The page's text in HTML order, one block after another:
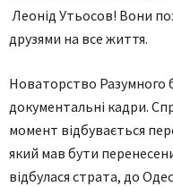
Леонід Утьосов! Вони
друзями на все життя.
Новаторство Разумного
документальні кадри.
момент відбувається
який мав бути
відбулася страта, до